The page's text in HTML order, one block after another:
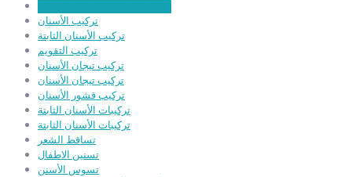
تركيب الأسنان
تركيب الأسنان الثابتة
تركيب التقويم
تركيب تيجان الأسنان
تركيب تيجان الأسنان
تركيب قشور الأسنان
تركيبات الأسنان الثابتة
تركيبات الأسنان الثابتة
تساقط الشعر
تسنين الاطفال
تسوس الأسنن